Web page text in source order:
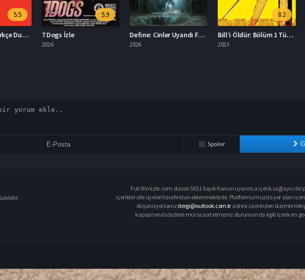
5.5
Derin Kabus Türkçe Dublaj İzle
5.9
7 Dogs İzle
2026
Define: Cinler Uyandı Full İzle
2026
8.2
Bill’i Öldür: Bölüm 1 Türkçe Dublaj İzle
2023
Spoiler
Full-filmizle.com olarak 5651 Sayılı Kanun uyarınca içerik sağlayıcı
içerikler site üyeleri tarafından eklenmektedir. Platformumuzda yer alan
düşünüyorsanızdergi@outlook.com.tr adresi üzerinden bizimle
kapsamında bizlere müracaat etmeniz durumunda ilgili içerik en